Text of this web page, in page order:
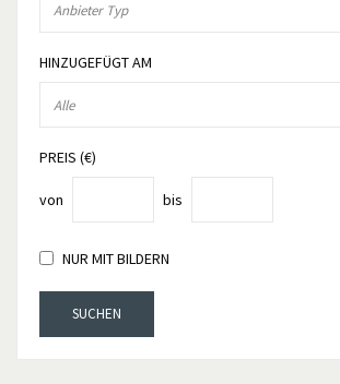
HINZUGEFÜGT AM
PREIS (€)
von bis
NUR MIT BILDERN
SUCHEN